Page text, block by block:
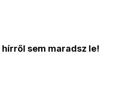
sem maradsz le!